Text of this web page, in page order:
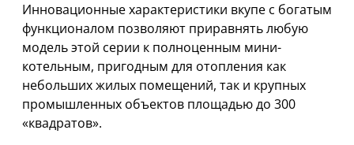
Инновационные характеристики вкупе с богатым
функционалом позволяют приравнять любую
модель этой серии к полноценным мини-
котельным, пригодным для отопления как
небольших жилых помещений, так и крупных
промышленных объектов площадью до 300
«квадратов».